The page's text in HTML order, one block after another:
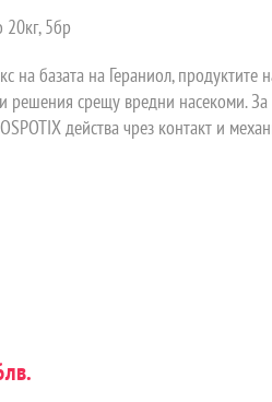
5бр
на базата на Гераниол, продуктите
решения срещу вредни насекоми. За
действа чрез контакт и